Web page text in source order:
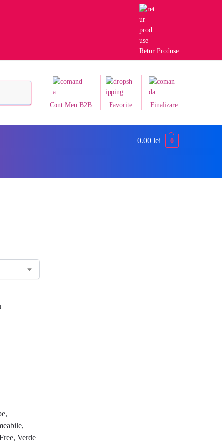
Retur Produse
Cont Meu B2B Favorite Finalizare
0.00 lei 0
Verde